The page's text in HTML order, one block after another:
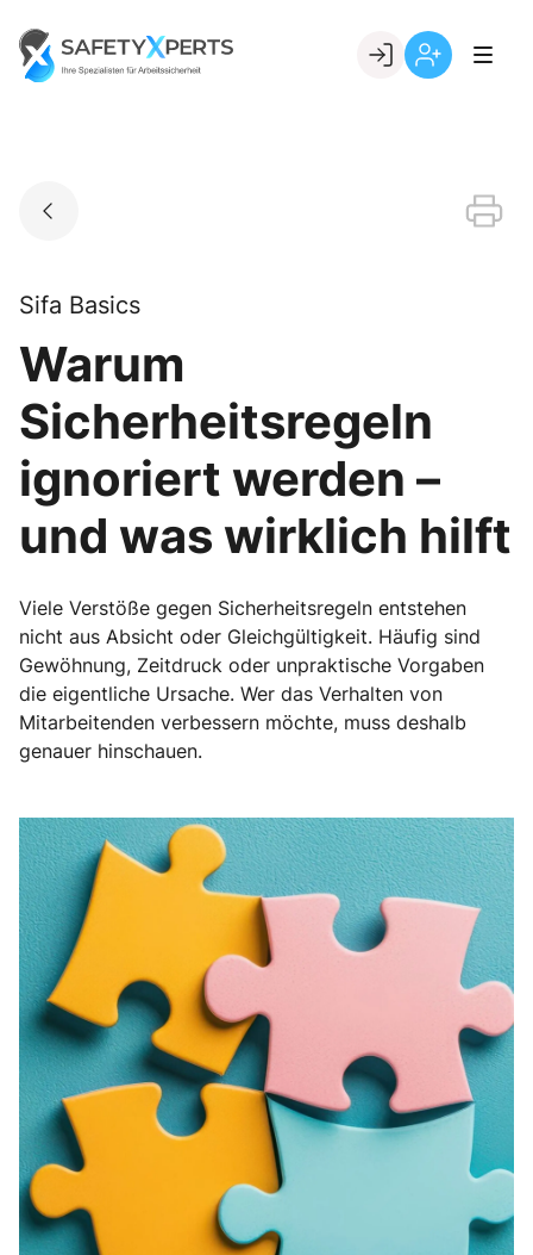
content
Go to landing page.
Sifa Basics
Warum
Sicherheitsregeln
ignoriert werden –
und was wirklich hilft
Viele Verstöße gegen Sicherheitsregeln entstehen
nicht aus Absicht oder Gleichgültigkeit. Häufig sind
Gewöhnung, Zeitdruck oder unpraktische Vorgaben
die eigentliche Ursache. Wer das Verhalten von
Mitarbeitenden verbessern möchte, muss deshalb
genauer hinschauen.